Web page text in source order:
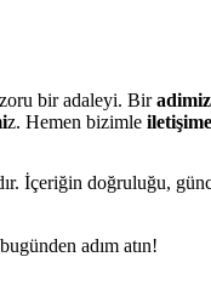
bir adaleyi. Bir
z. Hemen bizimle iletişime
İçeriğin doğruluğu,
adım atın!